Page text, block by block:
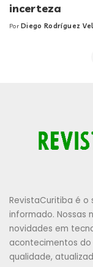
incerteza
Posted
Por Diego Rodríguez
RevistaCuritiba é
informado. Nossas
novidades em
acontecimentos do
qualidade,